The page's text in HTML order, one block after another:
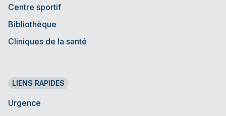
Centre sportif
Bibliothèque
Cliniques de la santé
LIENS RAPIDES
Urgence